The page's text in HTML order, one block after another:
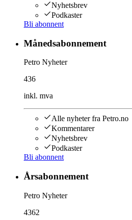
Nyhetsbrev
Podkaster
Bli abonnent
Månedsabonnement
Petro Nyheter
436
inkl. mva
Alle nyheter fra Petro.no
Kommentarer
Nyhetsbrev
Podkaster
Bli abonnent
Årsabonnement
Petro Nyheter
4362